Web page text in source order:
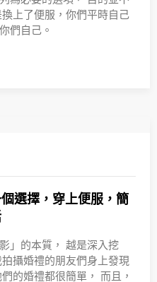
上了便服，你們平時自己
們自己。
選擇，穿上便服，簡
」的本質， 越是深入挖
攝婚禮的朋友們身上發現
的婚禮都很簡單， 而且，